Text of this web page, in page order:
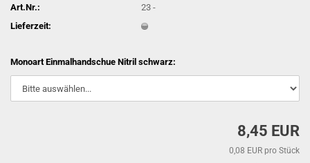
Art.Nr.:
23 -
Lieferzeit:
Monoart Einmalhandschue Nitril schwarz:
8,45 EUR
0,08 EUR pro Stück